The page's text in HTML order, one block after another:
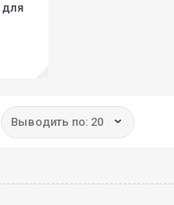
для
Выводить по: 20